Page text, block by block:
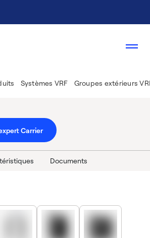
Systèmes VRF Groupes extérieurs
Carrier
Documents